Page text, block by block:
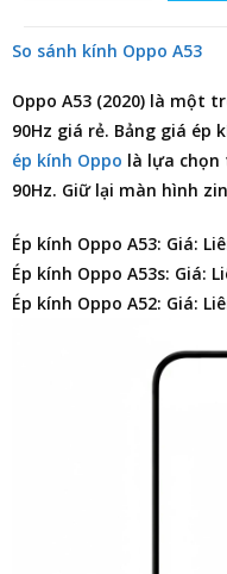
So sánh kính Oppo A53
Oppo A53 (2020) là một
90Hz giá rẻ. Bảng giá ép
ép kính Oppo là lựa chọn
90Hz. Giữ lại màn hình
Ép kính Oppo A53: Giá:
Ép kính Oppo A53s: Giá:
Ép kính Oppo A52: Giá: